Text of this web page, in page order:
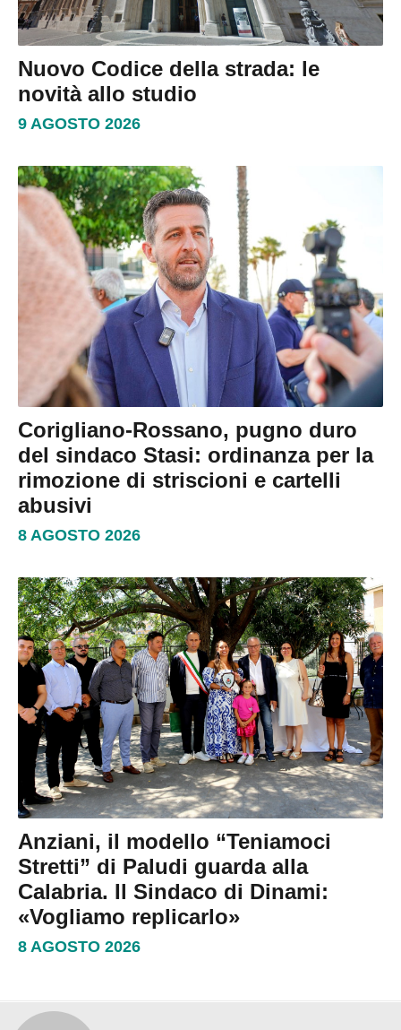
Nuovo Codice della strada: le
novità allo studio
9 AGOSTO 2026
Corigliano-Rossano, pugno duro
del sindaco Stasi: ordinanza per la
rimozione di striscioni e cartelli
abusivi
8 AGOSTO 2026
Anziani, il modello “Teniamoci
Stretti” di Paludi guarda alla
Calabria. Il Sindaco di Dinami:
«Vogliamo replicarlo»
8 AGOSTO 2026